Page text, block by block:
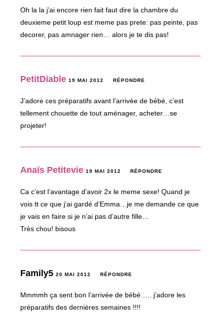
Oh la la j’ai encore rien fait faut dire la chambre du
deuxieme petit loup est meme pas prete: pas peinte, pas
decorer, pas amnager rien… alors je te dis pas!
PetitDiable 19 MAI 2012 RÉPONDRE
J’adore ces préparatifs avant l’arrivée de bébé, c’est
tellement chouette de tout aménager, acheter…se
projeter!
Anaïs Petitevie 19 MAI 2012 RÉPONDRE
Ca c’est l’avantage d’avoir 2x le meme sexe! Quand je
vois tt ce que j’ai gardé d’Emma…je me demande ce que
je vais en faire si je n’ai pas d’autre fille…
Très chou! bisous
Family520 MAI 2012 RÉPONDRE
Mmmmh ça sent bon l’arrivée de bébé….. j’adore les
préparatifs des dernières semaines !!!!